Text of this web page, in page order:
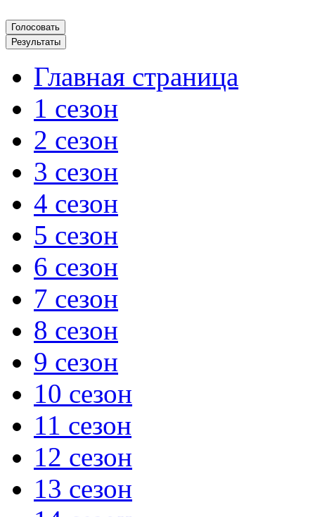
Главная страница
1 сезон
2 сезон
3 сезон
4 сезон
5 сезон
6 сезон
7 сезон
8 сезон
9 сезон
10 сезон
11 сезон
12 сезон
13 сезон